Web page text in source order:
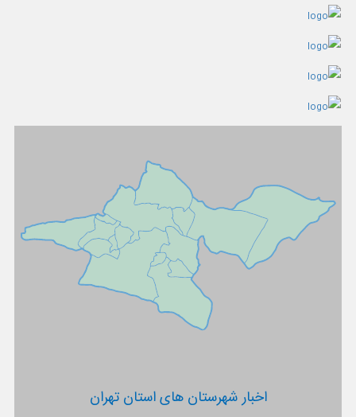
اخبار شهرستان های استان تهران